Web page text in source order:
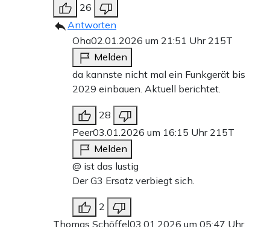
26
Antworten
Oha02.01.2026 um 21:51 Uhr 215T
Melden
da kannste nicht mal ein Funkgerät bis
2029 einbauen. Aktuell berichtet.
28
Peer03.01.2026 um 16:15 Uhr 215T
Melden
@ ist das lustig
Der G3 Ersatz verbiegt sich.
2
Thomas Schöffel03.01.2026 um 05:47 Uhr